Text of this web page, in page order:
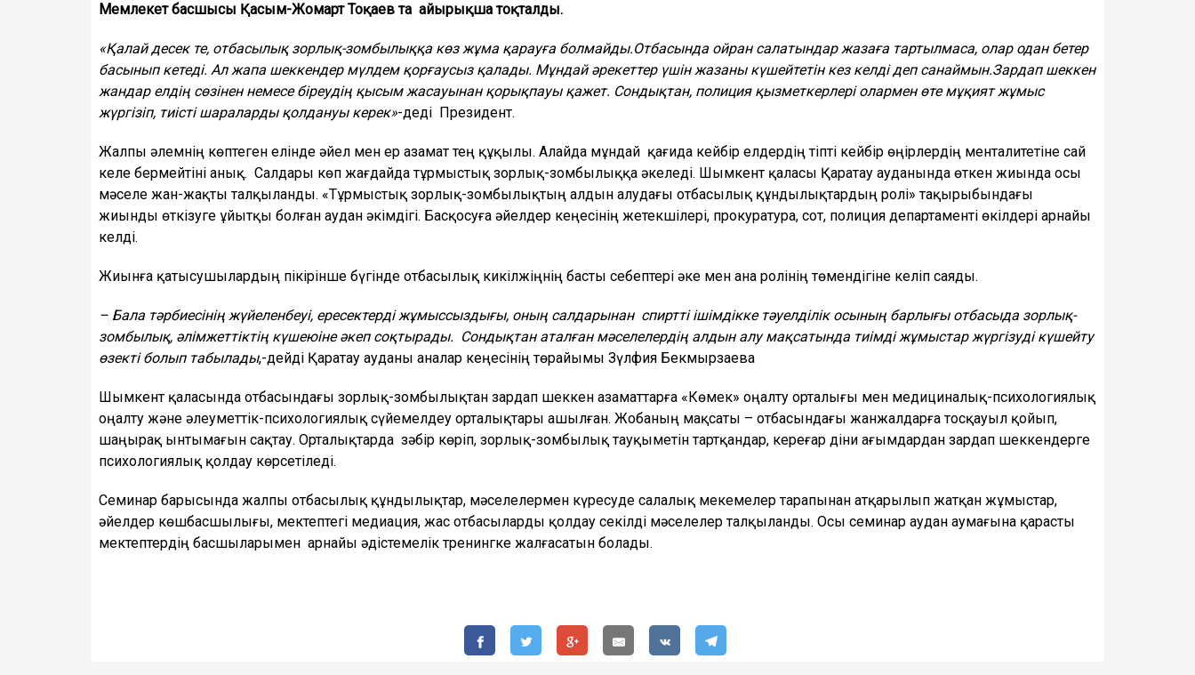
Мемлекет басшысы Қасым-Жомарт Тоқаев та айырықша тоқталды.
«Қалай десек те, отбасылық зорлық-зомбылыққа көз жұма қарауға болмайды.Отбасында ойран салатындар жазаға тартылмаса, олар одан бетер
басынып кетеді. Ал жапа шеккендер мүлдем қорғаусыз қалады. Мұндай әрекеттер үшін жазаны күшейтетін кез келді деп санаймын.Зардап шеккен
жандар елдің сөзінен немесе біреудің қысым жасауынан қорықпауы қажет. Сондықтан, полиция қызметкерлері олармен өте мұқият жұмыс
жүргізіп, тиісті шараларды қолдануы керек»-деді Президент.
Жалпы әлемнің көптеген елінде әйел мен ер азамат тең құқылы. Алайда мұндай қағида кейбір елдердің тіпті кейбір өңірлердің менталитетіне сай
келе бермейтіні анық. Салдары көп жағдайда тұрмыстық зорлық-зомбылыққа әкеледі. Шымкент қаласы Қаратау ауданында өткен жиында осы
мәселе жан-жақты талқыланды. «Тұрмыстық зорлық-зомбылықтың алдын алудағы отбасылық құндылықтардың ролі» тақырыбындағы
жиынды өткізуге ұйытқы болған аудан әкімдігі. Басқосуға әйелдер кеңесінің жетекшілері, прокуратура, сот, полиция департаменті өкілдері арнайы
келді.
Жиынға қатысушылардың пікірінше бүгінде отбасылық кикілжіңнің басты себептері әке мен ана ролінің төмендігіне келіп саяды.
– Бала тәрбиесінің жүйеленбеуі, ересектерді жұмыссыздығы, оның салдарынан спиртті ішімдікке тәуелділік осының барлығы отбасыда зорлық-
зомбылық, әлімжеттіктің күшеюіне әкеп соқтырады. Сондықтан аталған мәселелердің алдын алу мақсатында тиімді жұмыстар жүргізуді күшейту
өзекті болып табылады,-дейді Қаратау ауданы аналар кеңесінің төрайымы Зүлфия Бекмырзаева
Шымкент қаласында отбасындағы зорлық-зомбылықтан зардап шеккен азаматтарға «Көмек» оңалту орталығы мен медициналық-психологиялық
оңалту және әлеуметтік-психологиялық сүйемелдеу орталықтары ашылған. Жобаның мақсаты – отбасындағы жанжалдарға тосқауыл қойып,
шаңырақ ынтымағын сақтау. Орталықтарда зәбір көріп, зорлық-зомбылық тауқыметін тартқандар, кереғар діни ағымдардан зардап шеккендерге
психологиялық қолдау көрсетіледі.
Семинар барысында жалпы отбасылық құндылықтар, мәселелермен күресуде салалық мекемелер тарапынан атқарылып жатқан жұмыстар,
әйелдер көшбасшылығы, мектептегі медиация, жас отбасыларды қолдау секілді мәселелер талқыланды. Осы семинар аудан аумағына қарасты
мектептердің басшыларымен арнайы әдістемелік тренингке жалғасатын болады.